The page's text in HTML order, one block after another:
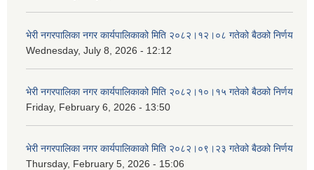
भेरी नगरपालिका नगर कार्यपालिकाको मिति २०८२।१२।०८ गतेको बैठको निर्णय
Wednesday, July 8, 2026 - 12:12
भेरी नगरपालिका नगर कार्यपालिकाको मिति २०८२।१०।१५ गतेको बैठको निर्णय
Friday, February 6, 2026 - 13:50
भेरी नगरपालिका नगर कार्यपालिकाको मिति २०८२।०९।२३ गतेको बैठको निर्णय
Thursday, February 5, 2026 - 15:06